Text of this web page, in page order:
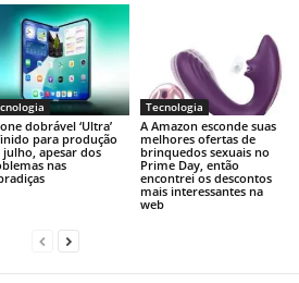
dobrável ‘Ultra’
para produção
julho, apesar dos
nas
Tecnologia
A Amazon esconde suas
melhores ofertas de
brinquedos sexuais no
Prime Day, então
encontrei os descontos
mais interessantes na
web